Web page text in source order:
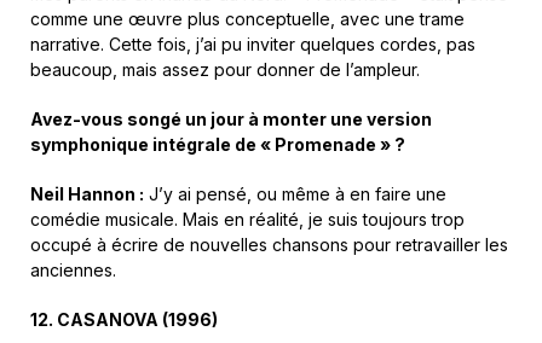
comme une œuvre plus conceptuelle, avec une trame
narrative. Cette fois, j’ai pu inviter quelques cordes, pas
beaucoup, mais assez pour donner de l’ampleur.
Avez-vous songé un jour à monter une version
symphonique intégrale de « Promenade » ?
Neil Hannon : J’y ai pensé, ou même à en faire une
comédie musicale. Mais en réalité, je suis toujours trop
occupé à écrire de nouvelles chansons pour retravailler les
anciennes.
12. CASANOVA (1996)